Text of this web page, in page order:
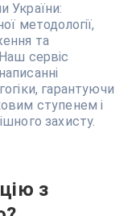
України:
методології,
та
сервіс
гарантуючи
ступенем і
захисту.
з